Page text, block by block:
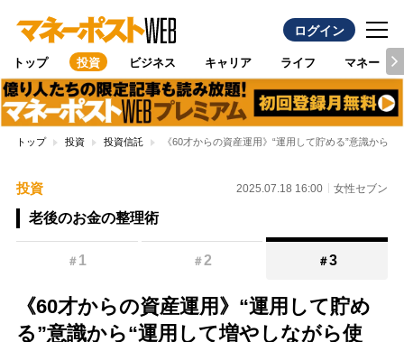
ログイン
トップ 投資 ビジネス キャリア ライフ マネー
トップ 投資 投資信託 《60才からの資産運用》“運用して貯める”意識から
投資 2025.07.18 16:00 女性セブン
老後のお金の整理術
＃ 1 ＃2 ＃3
《60才からの資産運用》“運用して貯め
る”意識から“運用して増やしながら使